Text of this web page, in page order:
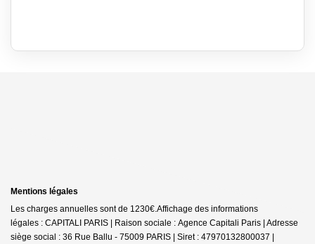
Mentions légales
Les charges annuelles sont de 1230€.Affichage des informations
légales : CAPITALI PARIS | Raison sociale : Agence Capitali Paris | Adresse
siège social : 36 Rue Ballu - 75009 PARIS | Siret : 47970132800037 |